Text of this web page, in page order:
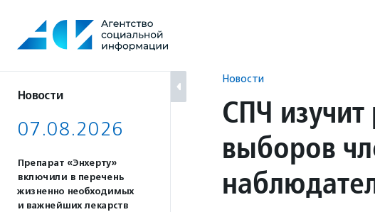
содержанию
Новости
07.08.2026
Препарат «Энхерту»
включили в перечень
жизненно необходимых
и важнейших лекарств
Новости
СПЧ
выборов